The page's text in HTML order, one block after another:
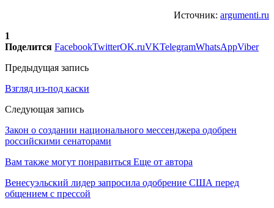
Источник: argumenti.ru
1
Поделится FacebookTwitterOK.ruVKTelegramWhatsAppViber
Предыдущая запись
Взгляд из-под каски
Следующая запись
Закон о создании национального мессенджера одобрен
российскими сенаторами
Вам также могут понравиться Еще от автора
Венесуэльский лидер запросила одобрение США перед
общением с прессой